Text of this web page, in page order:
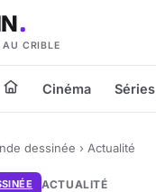
CRIBLE
Cinéma Séries
dessinée › Actualité
ACTUALITÉ